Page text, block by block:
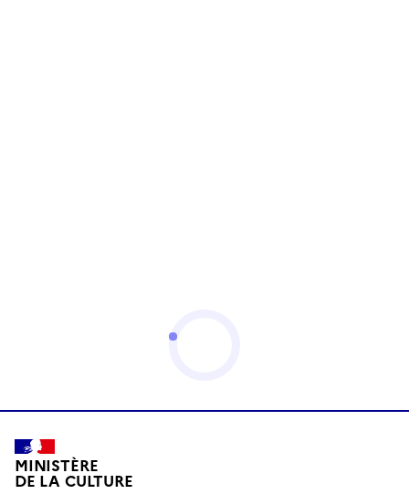
MINISTÈRE
DE LA CULTURE